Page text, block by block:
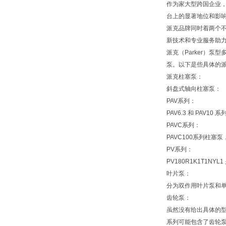
作为家大型跨国企业
台上的显著地位和影
派克品牌同时着两个
新技术和专业服务助
派克（Parker）泵型
泵。以下是些具体的
派克柱塞泵：
斜盘式轴向柱塞泵：
PAV系列：
PAV6.3 和 PAV10 系
PAVC系列：
PAVC100系列柱塞
PV系列：
PV180R1K1T1NYL1
叶片泵：
分为双作用叶片泵和
齿轮泵：
虽然没有给出具体的
系列可能包含了齿轮